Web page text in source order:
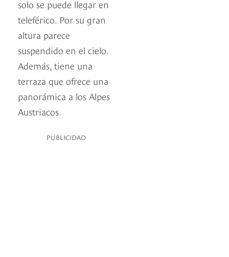
solo se puede llegar en
teleférico. Por su gran
altura parece
suspendido en el cielo.
Además, tiene una
terraza que ofrece una
panorámica a los Alpes
Austriacos.
PUBLICIDAD